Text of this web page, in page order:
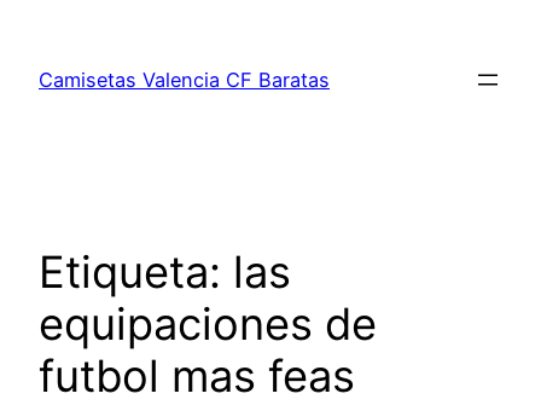
contenido
Camisetas Valencia CF Baratas
Etiqueta: las
equipaciones de
futbol mas feas